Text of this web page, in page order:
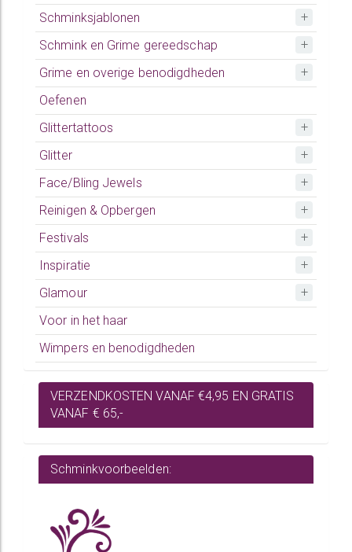
Schminksjablonen
Schmink en Grime gereedschap
Grime en overige benodigdheden
Oefenen
Glittertattoos
Glitter
Face/Bling Jewels
Reinigen & Opbergen
Festivals
Inspiratie
Glamour
Voor in het haar
Wimpers en benodigdheden
VERZENDKOSTEN VANAF €4,95 EN GRATIS
VANAF € 65,-
Schminkvoorbeelden: